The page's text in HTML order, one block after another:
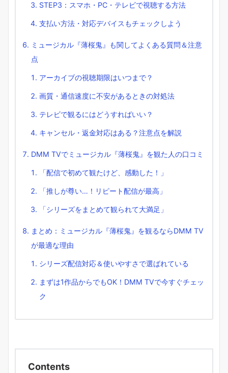
STEP3：スマホ・PC・テレビで視聴する方法
支払い方法・対応デバイスもチェックしよう
ミュージカル『薄桜鬼』も関してよくある質問＆注意
点
アーカイブの視聴期限はいつまで？
画質・通信速度に不安があるときの対処法
テレビで観るにはどうすればいい？
キャンセル・返金対応はある？注意点を解説
DMM TVでミュージカル『薄桜鬼』を観た人の口コミ
「配信で初めて観たけど、感動した！」
「推しが尊い…！リピート配信が最高」
「シリーズをまとめて観られて大満足」
まとめ：ミュージカル『薄桜鬼』を観るならDMM TV
が最適な理由
シリーズ配信対応＆使いやすさで選ばれている
まずは1作品からでもOK！DMM TVで今すぐチェッ
ク
Contents